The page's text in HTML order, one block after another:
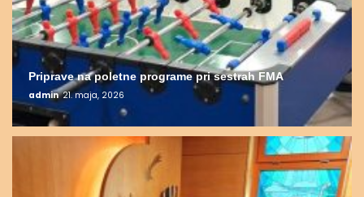
Priprave na poletne programe pri sestrah FMA
admin 21. maja, 2026